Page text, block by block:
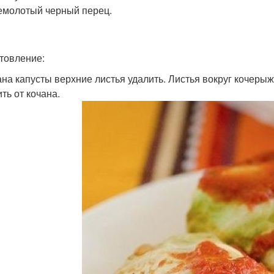
черный перец.
капусты верхние листья удалить. Листья вокруг
от кочана.